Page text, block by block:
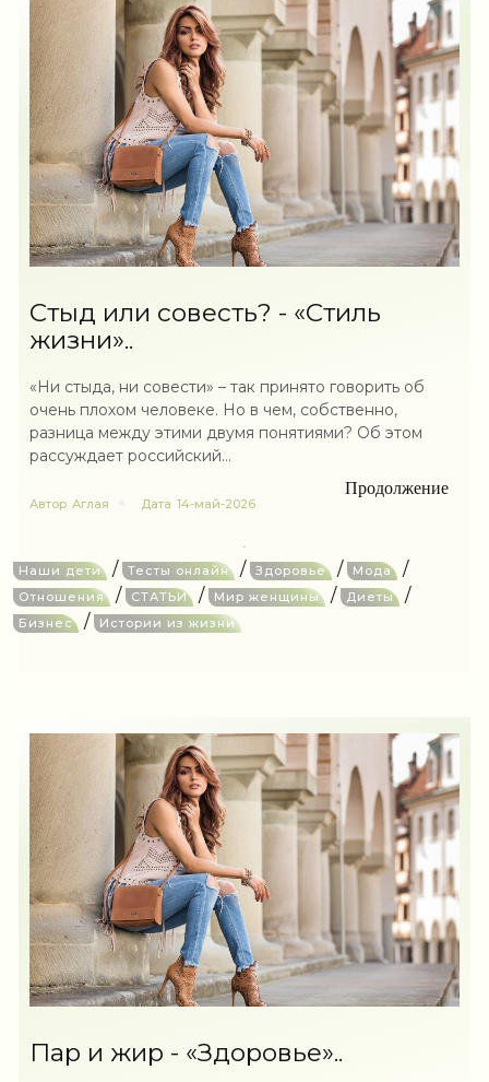
Стыд или совесть? - «Стиль
жизни»..
«Ни стыда, ни совести» ­– так принято говорить об
очень плохом человеке. Но в чем, собственно,
разница между этими двумя понятиями? Об этом
рассуждает российский...
Продолжение
Автор Аглая Дата 14-май-2026
Наши дети / Тесты онлайн / Здоровье / Мода /
Отношения / СТАТЬИ / Мир женщины / Диеты /
Бизнес / Истории из жизни
Пар и жир - «Здоровье»..